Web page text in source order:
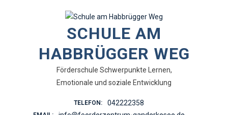
SCHULE AM
HABBRÜGGER WEG
Förderschule Schwerpunkte Lernen,
Emotionale und soziale Entwicklung
TELEFON: 042222358